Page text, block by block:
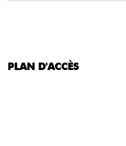
PLAN D'ACCÈS